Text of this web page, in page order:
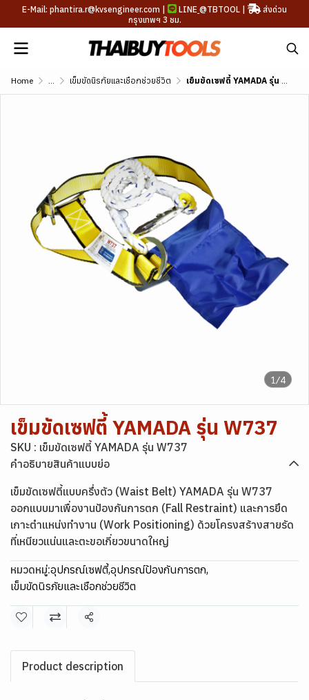
E-Mail: phantira.r@kvsengineer.com | LINE @TBTOOL |
ส่งด่วน
กรุงเทพฯ 3 ชม.
Home ... เข็มขัดนิรภัยและเชือกช่วยชีวิต เข็มขัดเซฟตี้ YAMADA รุ่น W737
1/4
เข็มขัดเซฟตี้ YAMADA รุ่น W737
SKU : เข็มขัดเซฟตี้ YAMADA รุ่น W737
คำอธิบายสินค้าแบบย่อ
เข็มขัดเซฟตี้แบบครึ่งตัว (Waist Belt) YAMADA รุ่น W737
ออกแบบมาเพื่องานป้องกันการตก (Fall Restraint) และการยึด
เกาะตำแหน่งทำงาน (Work Positioning) ด้วยโครงสร้างสายรัด
ที่เหนียวแน่นและตะขอเกี่ยวขนาดใหญ่
หมวดหมู่:อุปกรณ์เซฟตี้,อุปกรณ์ป้องกันการตก,
เข็มขัดนิรภัยและเชือกช่วยชีวิต
แชร์
Product description